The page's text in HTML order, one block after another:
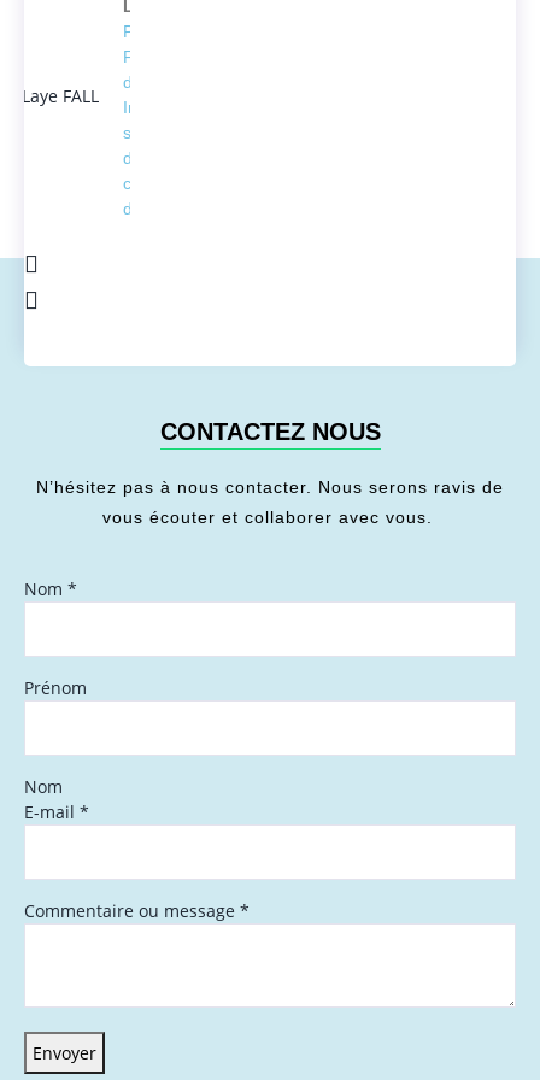
Laye FALL
Président
Fondateur
d'ACTEDUS,
Ingénieur
spécialisé
dans la
conversion
de l'énergie
CONTACTEZ NOUS
N’hésitez pas à nous contacter. Nous serons ravis de
vous écouter et collaborer avec vous.
Nom *
Prénom
Nom
E-mail *
Commentaire ou message *
Envoyer